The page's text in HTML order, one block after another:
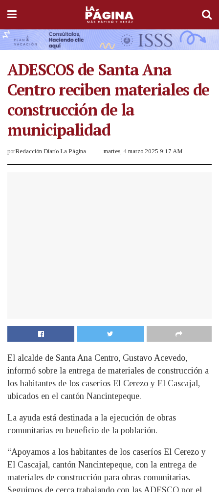
ADESCOS de Santa Ana
Centro reciben materiales de
construcción de la
municipalidad
porRedacción Diario La Página martes, 4 marzo 2025 9:17 AM
El alcalde de Santa Ana Centro, Gustavo Acevedo,
informó sobre la entrega de materiales de construcción a
los habitantes de los caseríos El Cerezo y El Cascajal,
ubicados en el cantón Nancintepeque.
La ayuda está destinada a la ejecución de obras
comunitarias en beneficio de la población.
“Apoyamos a los habitantes de los caseríos El Cerezo y
El Cascajal, cantón Nancintepeque, con la entrega de
materiales de construcción para obras comunitarias.